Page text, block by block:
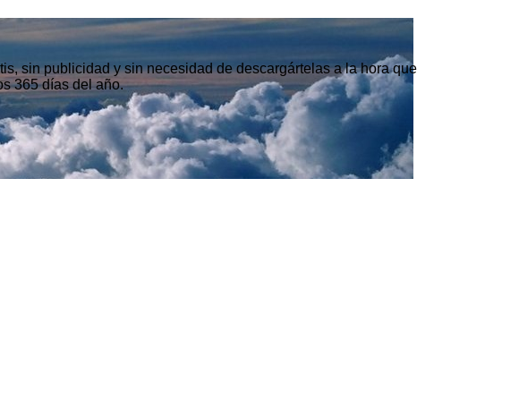
sin publicidad y sin necesidad de descargártelas a la hora que
365 días del año.